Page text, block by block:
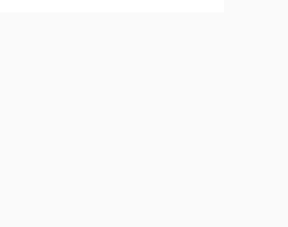
| grep -c "^${TRUNKTYPE[$i]}/${trunk}-" ) >
${TBLNAME} (time,trunk,activecalls)
grep -c "^${TRUNKTYPE[$i]}/[1-9]-
${TBLNAME} (time,trunk,activecalls)